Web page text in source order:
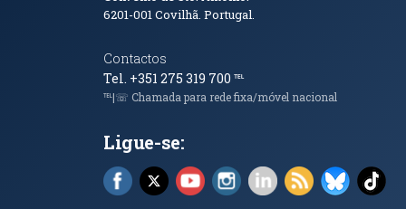
6201-001Covilhã. Portugal.
Contactos
Tel. +351 275 319 700 ℡
℡|☏ Chamada para rede fixa/móvel nacional
Ligue-se:
Facebook (abre em nova janela)
X (abre em nova janela)
YouTube (abre em nova janela)
Instagram (abre em nova
LinkedIn (abre em
RSS (abre em
Bluesky